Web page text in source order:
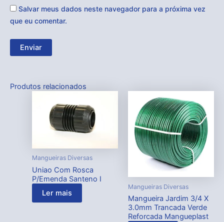
Salvar meus dados neste navegador para a próxima vez
que eu comentar.
Produtos relacionados
Mangueiras Diversas
Uniao Com Rosca
P/Emenda Santeno I
Ler mais
Mangueiras Diversas
Mangueira Jardim 3/4 X
3.0mm Trancada Verde
Reforcada Mangueplast